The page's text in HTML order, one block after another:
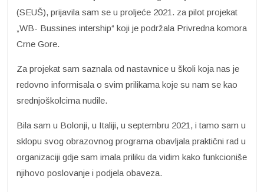
(SEUŠ), prijavila sam se u proljeće 2021. za pilot projekat
„WB- Bussines intership“ koji je podržala Privredna komora
Crne Gore.
Za projekat sam saznala od nastavnice u školi koja nas je
redovno informisala o svim prilikama koje su nam se kao
srednjoškolcima nudile.
Bila sam u Bolonji, u Italiji, u septembru 2021, i tamo sam u
sklopu svog obrazovnog programa obavljala praktični rad u
organizaciji gdje sam imala priliku da vidim kako funkcioniše
njihovo poslovanje i podjela obaveza.